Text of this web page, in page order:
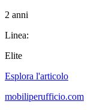
2 anni
Linea:
Elite
Esplora l'articolo
mobiliperufficio.com